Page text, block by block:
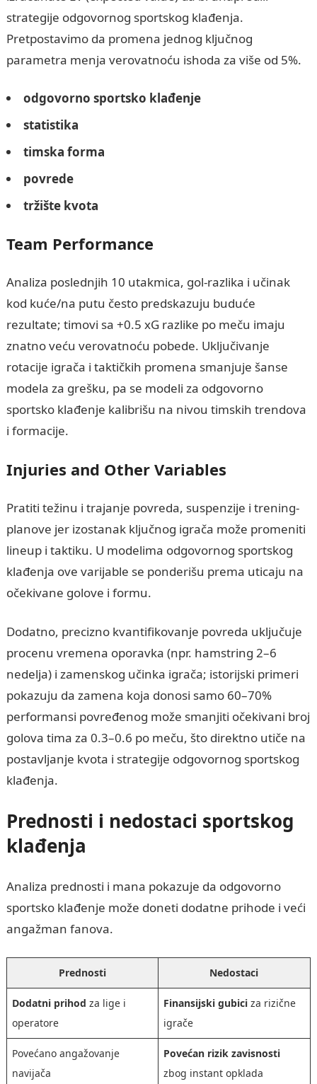
strategije odgovornog sportskog klađenja.
Pretpostavimo da promena jednog ključnog
parametra menja verovatnoću ishoda za više od 5%.
odgovorno sportsko klađenje
statistika
timska forma
povrede
tržište kvota
Team Performance
Analiza poslednjih 10 utakmica, gol-razlika i učinak
kod kuće/na putu često predskazuju buduće
rezultate; timovi sa +0.5 xG razlike po meču imaju
znatno veću verovatnoću pobede. Uključivanje
rotacije igrača i taktičkih promena smanjuje šanse
modela za grešku, pa se modeli za odgovorno
sportsko klađenje kalibrišu na nivou timskih trendova
i formacije.
Injuries and Other Variables
Pratiti težinu i trajanje povreda, suspenzije i trening-
planove jer izostanak ključnog igrača može promeniti
lineup i taktiku. U modelima odgovornog sportskog
klađenja ove varijable se ponderišu prema uticaju na
očekivane golove i formu.
Dodatno, precizno kvantifikovanje povreda uključuje
procenu vremena oporavka (npr. hamstring 2–6
nedelja) i zamenskog učinka igrača; istorijski primeri
pokazuju da zamena koja donosi samo 60–70%
performansi povređenog može smanjiti očekivani broj
golova tima za 0.3–0.6 po meču, što direktno utiče na
postavljanje kvota i strategije odgovornog sportskog
klađenja.
Prednosti i nedostaci sportskog
klađenja
Analiza prednosti i mana pokazuje da odgovorno
sportsko klađenje može doneti dodatne prihode i veći
angažman fanova.
Prednosti Nedostaci
Dodatni prihod za lige i
operatorе
Finansijski gubiciza rizične
igrače
Povećano angažovanje
navijača
Povećan rizik zavisnosti
zbog instant opklada